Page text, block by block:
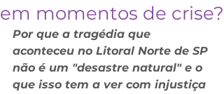
em momentos de crise?
Por que a tragédia que
aconteceu no Litoral Norte de SP
não é um "desastre natural" e o
que isso tem a ver com injustiça